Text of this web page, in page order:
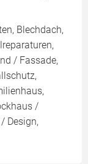
Blechdach,
/ Fassade,
/
Design,